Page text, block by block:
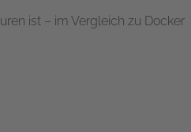
ist – im Vergleich zu Docker